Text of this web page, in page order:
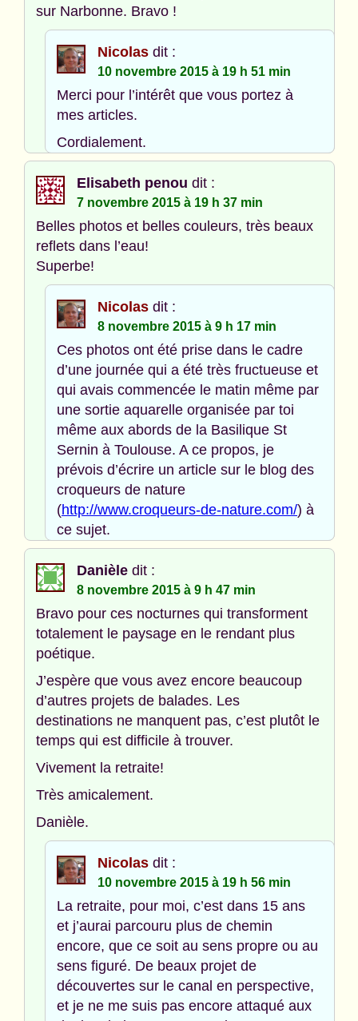
sur Narbonne. Bravo !
Nicolas dit :
10 novembre 2015 à 19 h 51 min
Merci pour l’intérêt que vous portez à
mes articles.
Cordialement.
Elisabeth penou dit :
7 novembre 2015 à 19 h 37 min
Belles photos et belles couleurs, très beaux
reflets dans l’eau!
Superbe!
Nicolas dit :
8 novembre 2015 à 9 h 17 min
Ces photos ont été prise dans le cadre
d’une journée qui a été très fructueuse et
qui avais commencée le matin même par
une sortie aquarelle organisée par toi
même aux abords de la Basilique St
Sernin à Toulouse. A ce propos, je
prévois d’écrire un article sur le blog des
croqueurs de nature
(http://www.croqueurs-de-nature.com/) à
ce sujet.
Danièle dit :
8 novembre 2015 à 9 h 47 min
Bravo pour ces nocturnes qui transforment
totalement le paysage en le rendant plus
poétique.
J’espère que vous avez encore beaucoup
d’autres projets de balades. Les
destinations ne manquent pas, c’est plutôt le
temps qui est difficile à trouver.
Vivement la retraite!
Très amicalement.
Danièle.
Nicolas dit :
10 novembre 2015 à 19 h 56 min
La retraite, pour moi, c’est dans 15 ans
et j’aurai parcouru plus de chemin
encore, que ce soit au sens propre ou au
sens figuré. De beaux projet de
découvertes sur le canal en perspective,
et je ne me suis pas encore attaqué aux